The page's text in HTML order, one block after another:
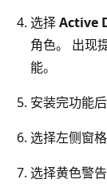
选择Active
角色。 出现
能。
安装完功能
选择左侧窗格
选择黄色警告